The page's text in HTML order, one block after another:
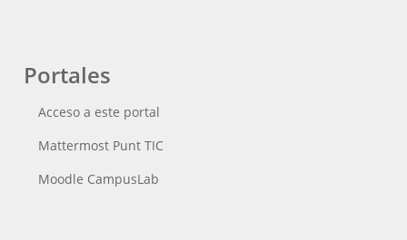
Portales
Acceso a este portal
Mattermost Punt TIC
Moodle CampusLab